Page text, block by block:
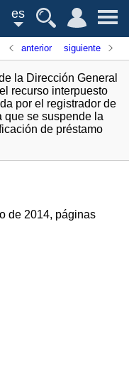
es
anterior siguiente
la Dirección General
recurso interpuesto
por el registrador de
que se suspende la
de préstamo
de 2014, páginas